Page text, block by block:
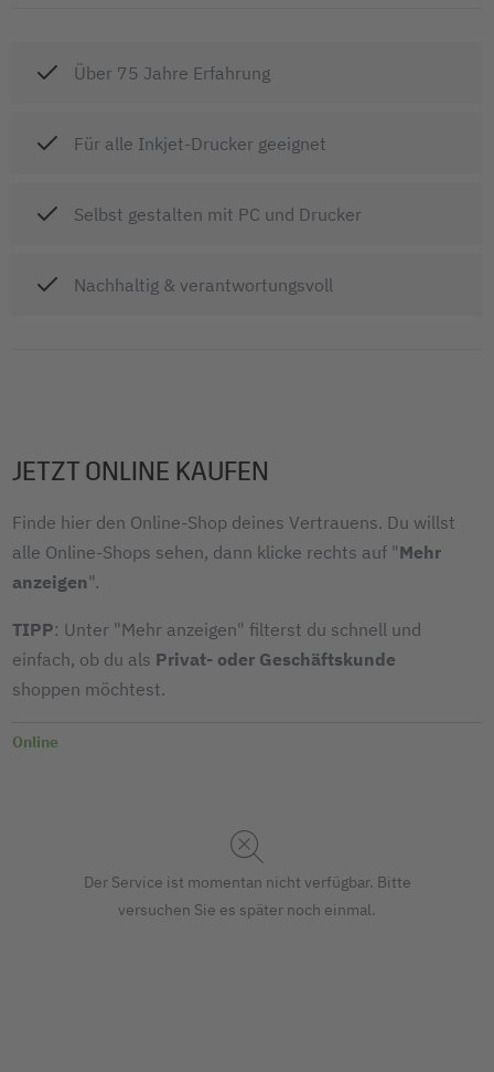
Über 75 Jahre Erfahrung
Für alle Inkjet-Drucker geeignet
Selbst gestalten mit PC und Drucker
Nachhaltig & verantwortungsvoll
JETZT ONLINE KAUFEN
Finde hier den Online-Shop deines Vertrauens. Du willst
alle Online-Shops sehen, dann klicke rechts auf "Mehr
anzeigen".
TIPP: Unter "Mehr anzeigen" filterst du schnell und
einfach, ob du als Privat- oder Geschäftskunde
shoppen möchtest.
Online
Der Service ist momentan nicht verfügbar. Bitte
versuchen Sie es später noch einmal.